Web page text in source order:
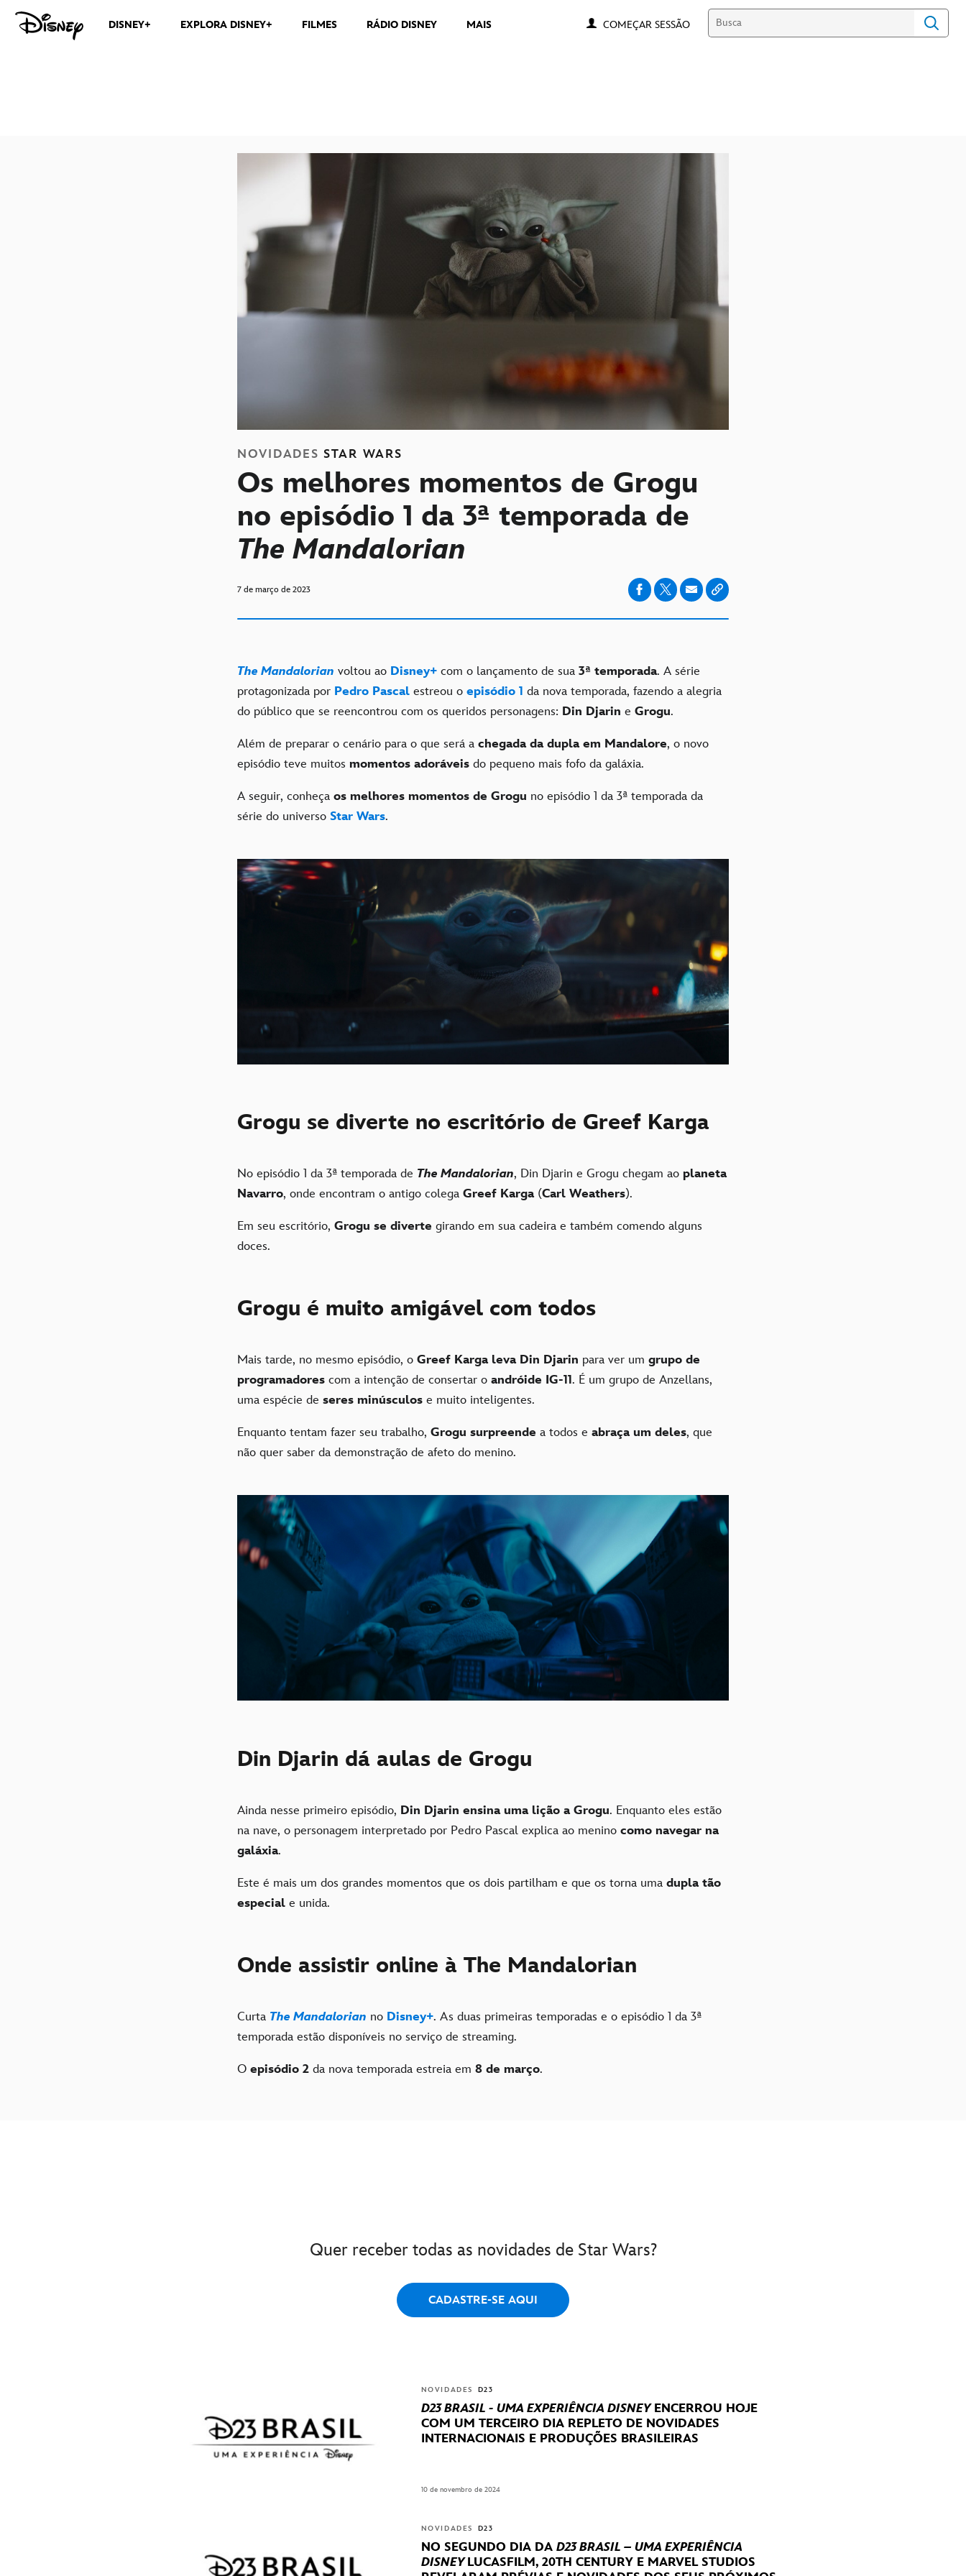
DISNEY+ EXPLORA DISNEY+ FILMES RÁDIO DISNEY MAIS COMEÇAR SESSÃO
NOVIDADES STAR WARS
Os melhores momentos de Grogu
no episódio 1 da 3ª temporada de
The Mandalorian
7 de março de 2023
The Mandalorian voltou ao Disney+ com o lançamento de sua 3ª temporada. A série
protagonizada por Pedro Pascal estreou o episódio 1 da nova temporada, fazendo a alegria
do público que se reencontrou com os queridos personagens: Din Djarin e Grogu.
Além de preparar o cenário para o que será a chegada da dupla em Mandalore, o novo
episódio teve muitos momentos adoráveis ​​do pequeno mais fofo da galáxia.
A seguir, conheça os melhores momentos de Grogu no episódio 1 da 3ª temporada da
série do universo Star Wars.
Grogu se diverte no escritório de Greef Karga
No episódio 1 da 3ª temporada de The Mandalorian, Din Djarin e Grogu chegam ao planeta
Navarro, onde encontram o antigo colega Greef Karga(Carl Weathers).
Em seu escritório, Grogu se diverte girando em sua cadeira e também comendo alguns
doces.
Grogu é muito amigável com todos
Mais tarde, no mesmo episódio, o Greef Karga leva Din Djarin para ver um grupo de
programadores com a intenção de consertar o andróide IG-11. É um grupo de Anzellans,
uma espécie de seres minúsculos e muito inteligentes.
Enquanto tentam fazer seu trabalho, Grogu surpreende a todos e abraça um deles, que
não quer saber da demonstração de afeto do menino.
Din Djarin dá aulas de Grogu
Ainda nesse primeiro episódio, Din Djarin ensina uma lição a Grogu. Enquanto eles estão
na nave, o personagem interpretado por Pedro Pascal explica ao menino como navegar na
galáxia.
Este é mais um dos grandes momentos que os dois partilham e que os torna uma dupla tão
especial e unida.
Onde assistir online à The Mandalorian
Curta The Mandalorian no Disney+. As duas primeiras temporadas e o episódio 1 da 3ª
temporada estão disponíveis no serviço de streaming.
O episódio 2 da nova temporada estreia em 8 de março.
Quer receber todas as novidades de Star Wars?
CADASTRE-SE AQUI
NOVIDADES D23
D23 BRASIL - UMA EXPERIÊNCIA DISNEYENCERROU HOJE
COM UM TERCEIRO DIA REPLETO DE NOVIDADES
INTERNACIONAIS E PRODUÇÕES BRASILEIRAS
10 de novembro de 2024
NOVIDADES D23
NO SEGUNDO DIA DA D23 BRASIL – UMA EXPERIÊNCIA
DISNEYLUCASFILM, 20TH CENTURY E MARVEL STUDIOS